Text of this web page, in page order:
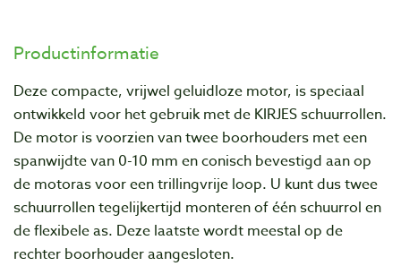
Productinformatie
Deze compacte, vrijwel geluidloze motor, is speciaal
ontwikkeld voor het gebruik met de KIRJES schuurrollen.
De motor is voorzien van twee boorhouders met een
spanwijdte van 0-10 mm en conisch bevestigd aan op
de motoras voor een trillingvrije loop. U kunt dus twee
schuurrollen tegelijkertijd monteren of één schuurrol en
de flexibele as. Deze laatste wordt meestal op de
rechter boorhouder aangesloten.